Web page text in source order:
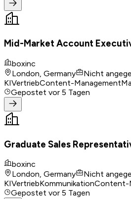
Mid-Market Account
boxinc
London, Germany
Nicht
KIVertriebContent-Management
Gepostet vor 5 Tagen
Graduate Sales
boxinc
London, Germany
Nicht
KIVertriebKommunikationContent-
Gepostet vor 5 Tagen